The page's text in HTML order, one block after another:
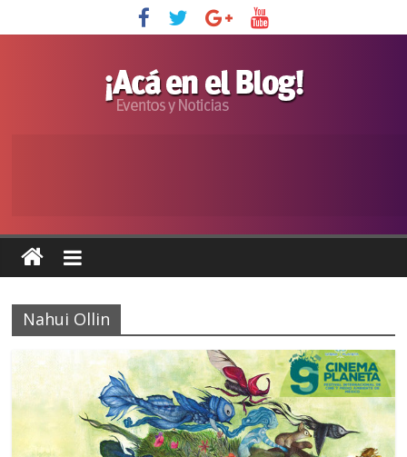
Nahui Ollin